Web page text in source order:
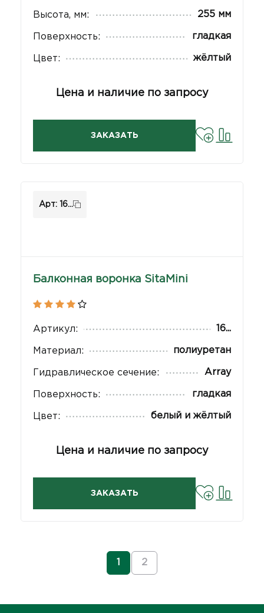
Высота, мм: 255 мм
Поверхность: гладкая
Цвет: жёлтый
Цена и наличие по запросу
ЗАКАЗАТЬ
Арт: 16...
Балконная воронка SitaMini
Артикул: 16...
Материал: полиуретан
Гидравлическое сечение: Array
Поверхность: гладкая
Цвет: белый и жёлтый
Цена и наличие по запросу
ЗАКАЗАТЬ
2